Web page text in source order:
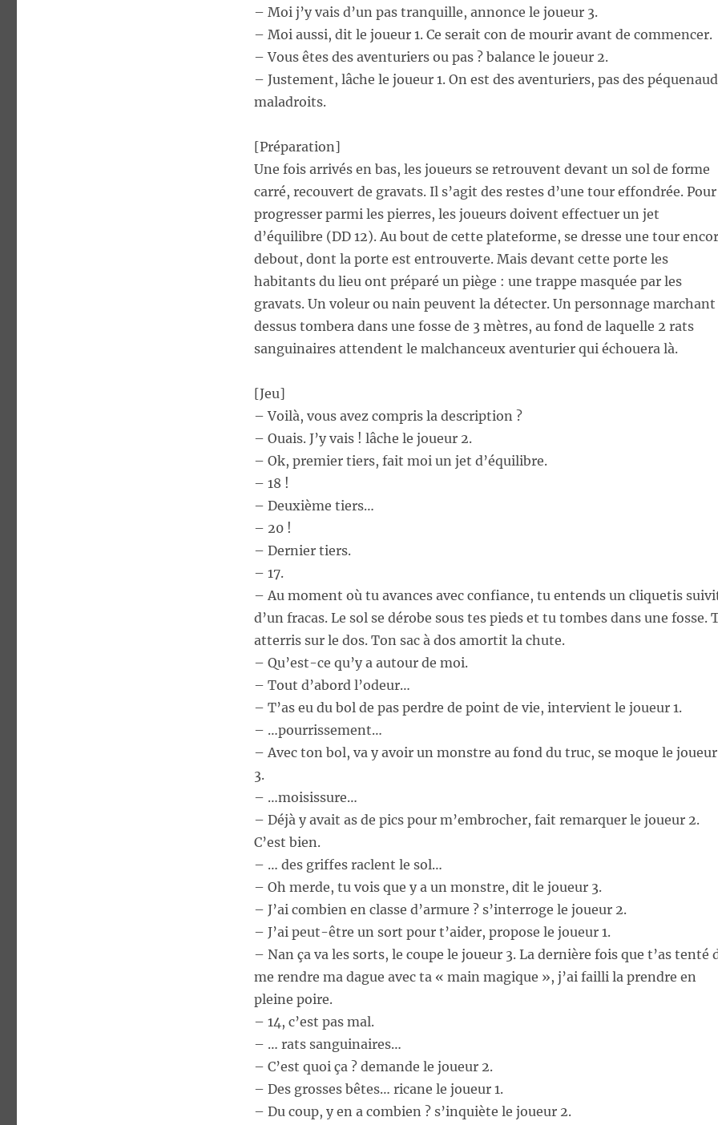
– Moi j’y vais d’un pas tranquille, annonce le joueur 3.
– Moi aussi, dit le joueur 1. Ce serait con de mourir avant de commencer.
– Vous êtes des aventuriers ou pas ? balance le joueur 2.
– Justement, lâche le joueur 1. On est des aventuriers, pas des
maladroits.
[Préparation]
Une fois arrivés en bas, les joueurs se retrouvent devant un sol de forme
carré, recouvert de gravats. Il s’agit des restes d’une tour effondrée. Pour
progresser parmi les pierres, les joueurs doivent effectuer un jet
d’équilibre (DD 12). Au bout de cette plateforme, se dresse une tour
debout, dont la porte est entrouverte. Mais devant cette porte les
habitants du lieu ont préparé un piège : une trappe masquée par les
gravats. Un voleur ou nain peuvent la détecter. Un personnage marchant
dessus tombera dans une fosse de 3 mètres, au fond de laquelle 2 rats
sanguinaires attendent le malchanceux aventurier qui échouera là.
[Jeu]
– Voilà, vous avez compris la description ?
– Ouais. J’y vais ! lâche le joueur 2.
– Ok, premier tiers, fait moi un jet d’équilibre.
– 18 !
– Deuxième tiers…
– 20 !
– Dernier tiers.
– 17.
– Au moment où tu avances avec confiance, tu entends un cliquetis
d’un fracas. Le sol se dérobe sous tes pieds et tu tombes dans une fosse.
atterris sur le dos. Ton sac à dos amortit la chute.
– Qu’est-ce qu’y a autour de moi.
– Tout d’abord l’odeur…
– T’as eu du bol de pas perdre de point de vie, intervient le joueur 1.
– …pourrissement…
– Avec ton bol, va y avoir un monstre au fond du truc, se moque le joueur
3.
– …moisissure…
– Déjà y avait as de pics pour m’embrocher, fait remarquer le joueur 2.
C’est bien.
– … des griffes raclent le sol…
– Oh merde, tu vois que y a un monstre, dit le joueur 3.
– J’ai combien en classe d’armure ? s’interroge le joueur 2.
– J’ai peut-être un sort pour t’aider, propose le joueur 1.
– Nan ça va les sorts, le coupe le joueur 3. La dernière fois que t’as tenté
me rendre ma dague avec ta « main magique », j’ai failli la prendre en
pleine poire.
– 14, c’est pas mal.
– … rats sanguinaires…
– C’est quoi ça ? demande le joueur 2.
– Des grosses bêtes… ricane le joueur 1.
– Du coup, y en a combien ? s’inquiète le joueur 2.